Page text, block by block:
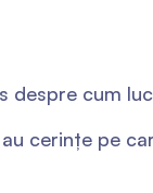
cum
cerințe pe